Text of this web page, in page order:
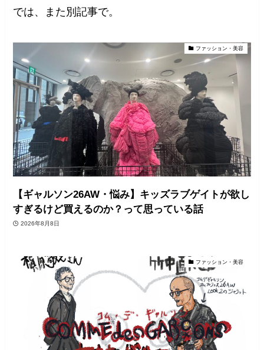
では、また別記事で。
ファッション・美容
【ギャルソン26AW・悩み】キッズラブゲイトが欲し
すぎるけど買えるのか？って思っている話
2026年8月8日
ファッション・美容